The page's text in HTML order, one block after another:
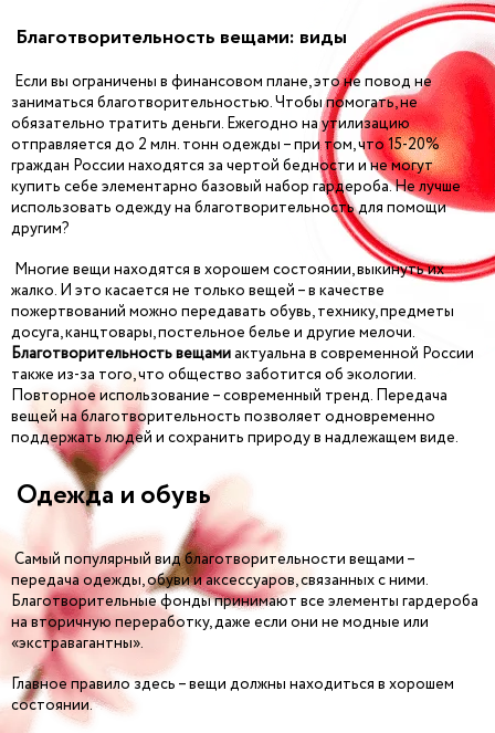
Благотворительность вещами: виды
Если вы ограничены в финансовом плане, это не повод не
заниматься благотворительностью. Чтобы помогать, не
обязательно тратить деньги. Ежегодно на утилизацию
отправляется до 2 млн. тонн одежды – при том, что 15-20%
граждан России находятся за чертой бедности и не могут
купить себе элементарно базовый набор гардероба. Не лучше
использовать одежду на благотворительность для помощи
другим?
Многие вещи находятся в хорошем состоянии, выкинуть их
жалко. И это касается не только вещей – в качестве
пожертвований можно передавать обувь, технику, предметы
досуга, канцтовары, постельное белье и другие мелочи.
Благотворительность вещамиактуальна в современной России
также из-за того, что общество заботится об экологии.
Повторное использование – современный тренд. Передача
вещей на благотворительность позволяет одновременно
поддержать людей и сохранить природу в надлежащем виде.
Одежда и обувь
Самый популярный вид благотворительности вещами –
передача одежды, обуви и аксессуаров, связанных с ними.
Благотворительные фонды принимают все элементы гардероба
на вторичную переработку, даже если они не модные или
«экстравагантны».
Главное правило здесь – вещи должны находиться в хорошем
состоянии.